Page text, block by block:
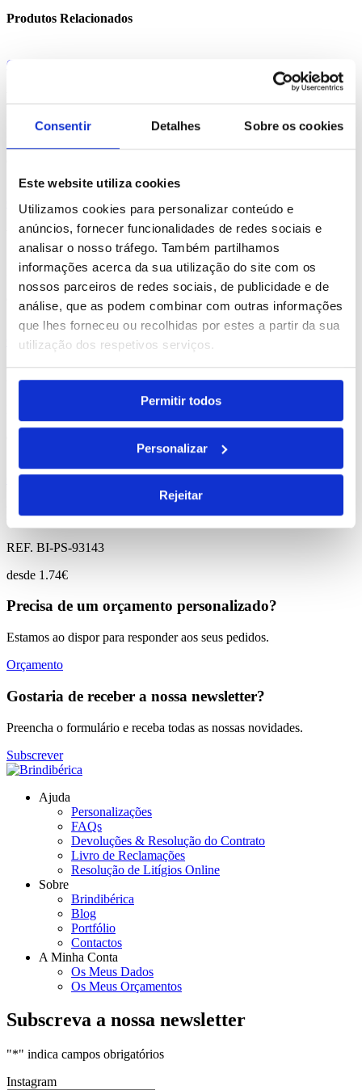
Consentir Detalhes Sobre os cookies
Este website utiliza cookies
Utilizamos cookies para personalizar conteúdo e
anúncios, fornecer funcionalidades de redes sociais e
analisar o nosso tráfego. Também partilhamos
informações acerca da sua utilização do site com os
nossos parceiros de redes sociais, de publicidade e de
análise, que as podem combinar com outras informações
que lhes forneceu ou recolhidas por estes a partir da sua
utilização dos respetivos serviços.
Permitir todos
Personalizar
Rejeitar
Produtos Relacionados
Comprar
Lone
REF. BI-PS-93318
Comprar
Valentina
REF. BI-PS-92720
0.54
Comprar
Deniro
Comprar
Bale
REF. BI-PS-93143
desde 1.74€
Precisa de um orçamento personalizado?
Estamos ao dispor para responder aos seus pedidos.
Orçamento
Gostaria de receber a nossa newsletter?
Preencha o formulário e receba todas as nossas novidades.
Subscrever
Ajuda
Personalizações
FAQs
Devoluções & Resolução do Contrato
Livro de Reclamações
Resolução de Litígios Online
Sobre
Brindibérica
Blog
Portfólio
Contactos
A Minha Conta
Os Meus Dados
Os Meus Orçamentos
Subscreva a nossa newsletter
"*" indica campos obrigatórios
Instagram